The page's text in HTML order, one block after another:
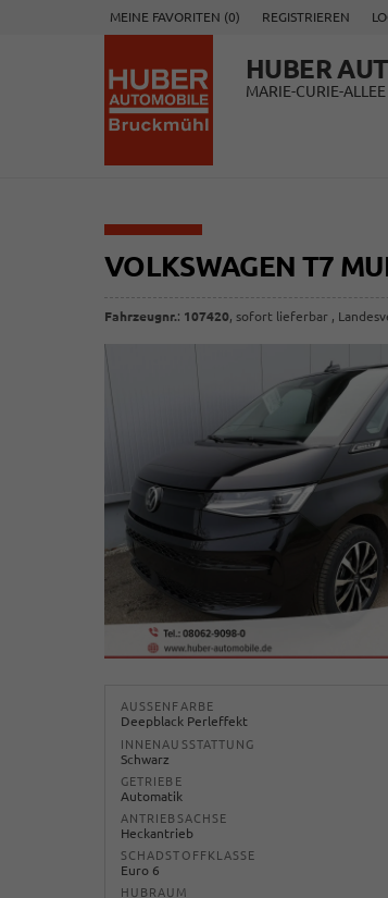
MEINE FAVORITEN (0) REGISTRIEREN
HUBER
MARIE-CURIE-
VOLKSWAGEN T7
Fahrzeugnr.: 107420, sofort lieferbar ,
AUSSENFARBE
Deepblack Perleffekt
INNENAUSSTATTUNG
Schwarz
GETRIEBE
Automatik
ANTRIEBSACHSE
Heckantrieb
SCHADSTOFFKLASSE
Euro 6
HUBRAUM